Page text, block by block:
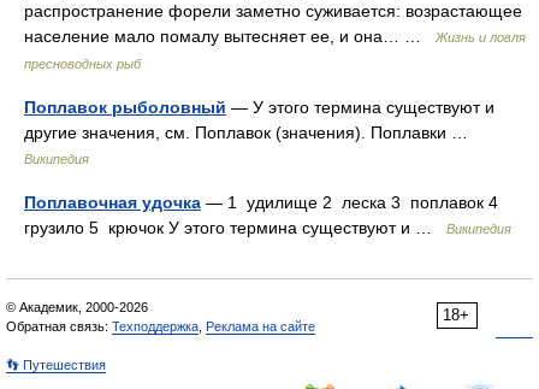
распространение форели заметно суживается: возрастающее
население мало помалу вытесняет ее, и она… …
Жизнь и ловля
пресноводных рыб
Поплавок рыболовный — У этого термина существуют и
другие значения, см. Поплавок (значения). Поплавки …
Википедия
Поплавочная удочка — 1 удилище 2 леска 3 поплавок 4
грузило 5 крючок У этого термина существуют и …
Википедия
18+
© Академик, 2000-2026
Обратная связь: Техподдержка Реклама на сайте
👣 Путешествия